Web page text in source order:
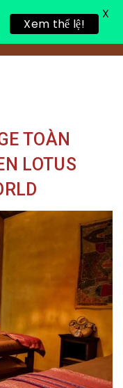
Toggle
TOÀN
LOTUS
Xem thể lệ!
X